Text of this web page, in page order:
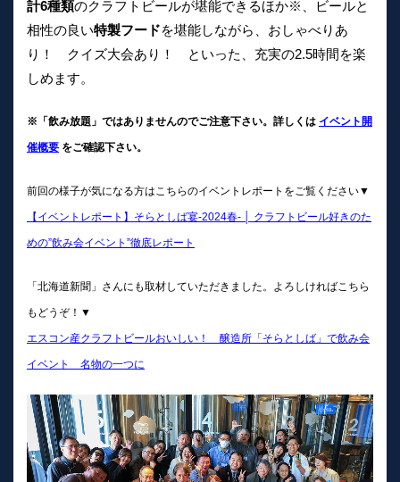
計6種類のクラフトビールが堪能できるほか※、ビールと
相性の良い特製フードを堪能しながら、おしゃべりあ
り！ クイズ大会あり！ といった、充実の2.5時間を楽
しめます。
※「飲み放題」ではありませんのでご注意下さい。詳しくは イベント開
催概要 をご確認下さい。
前回の様子が気になる方はこちらのイベントレポートをご覧ください▼
【イベントレポート】そらとしば宴-2024春- │ クラフトビール好きのた
めの”飲み会イベント”徹底レポート
「北海道新聞」さんにも取材していただきました。よろしければこちら
もどうぞ！▼
エスコン産クラフトビールおいしい！ 醸造所「そらとしば」で飲み会
イベント 名物の一つに